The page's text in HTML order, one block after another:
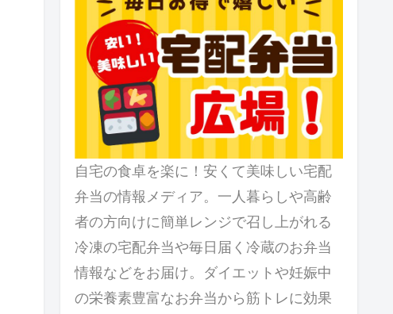
自宅の食卓を楽に！安くて美味しい宅配
弁当の情報メディア。一人暮らしや高齢
者の方向けに簡単レンジで召し上がれる
冷凍の宅配弁当や毎日届く冷蔵のお弁当
情報などをお届け。ダイエットや妊娠中
の栄養素豊富なお弁当から筋トレに効果